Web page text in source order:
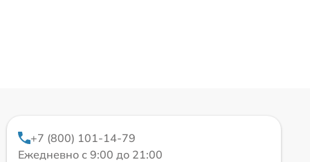
+7 (800) 101-14-79
Ежедневно с 9:00 до 21:00